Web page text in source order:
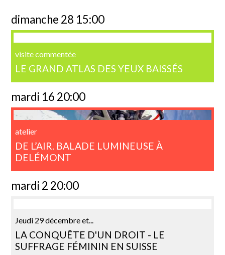
dimanche 28 15:00
visite commentée
LE GRAND ATLAS DES YEUX BAISSÉS
mardi 16 20:00
atelier
DE L’AIR. BALADE LUMINEUSE À
DELÉMONT
mardi 2 20:00
Jeudi 29 décembre et...
LA CONQUÊTE D'UN DROIT - LE
SUFFRAGE FÉMININ EN SUISSE